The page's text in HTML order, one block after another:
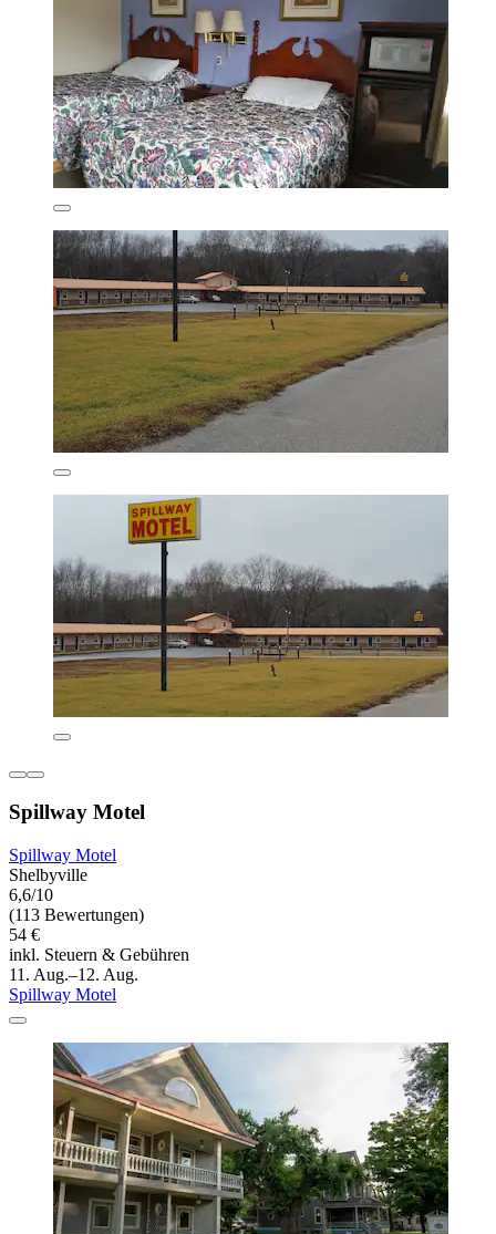
Spillway Motel
Spillway Motel
Shelbyville
6,6/10
(113 Bewertungen)
54 €
inkl. Steuern & Gebühren
11. Aug.–12. Aug.
Spillway Motel